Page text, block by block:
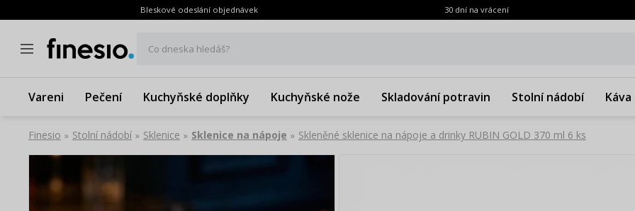
Bleskové odeslání objednávek 30 dní na vrácení
Co dneska hledáš?
Vareni Pečení Kuchyňské doplňky Kuchyňské nože Skladování potravin Stolní nádobí Káva
Finesio » Stolní nádobí » Sklenice » Sklenice na nápoje » Skleněné sklenice na nápoje a drinky RUBIN GOLD 370 ml 6 ks